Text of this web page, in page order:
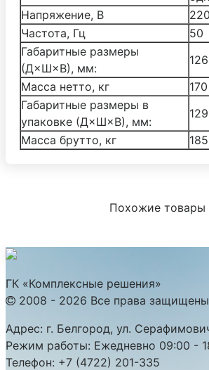
Напряжение, В
220
Частота, Гц
50
Габаритные размеры
(Д×Ш×В), мм:
Масса нетто, кг
170
Габаритные размеры в
упаковке (Д×Ш×В), мм:
Масса брутто, кг
185
Похожие товары
ГК «Комплексные решения»
2008 - 2026 Все права защищены
Адрес: г. Белгород, ул.
Режим работы: Ежедневно 09:00 -
Телефон: +7 (4722) 201-335